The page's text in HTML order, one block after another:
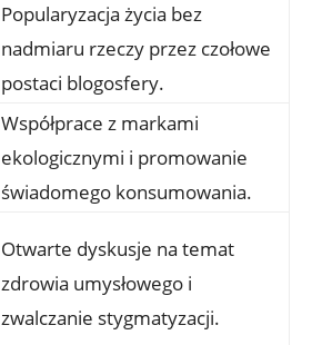
Popularyzacja życia bez
nadmiaru rzeczy przez czołowe
postaci blogosfery.
Współprace z markami
ekologicznymi i promowanie
świadomego konsumowania.
Otwarte dyskusje na temat
zdrowia umysłowego i
zwalczanie stygmatyzacji.